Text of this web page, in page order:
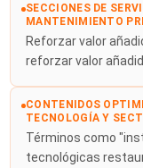
SECCIONES DE
MANTENIMIENTO
Reforzar valor
reforzar valor
CONTENIDOS
TECNOLOGÍA Y
Términos como
tecnológicas